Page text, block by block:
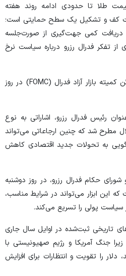
طلا تا حدودی ادامه روند هفته
کف و تشکیل یک سطح حمایتی است؛
دریافت کمی جهت‌گیری از صورت‌جلسه
تفکر فدرال رزرو درباره سیاست نرخ
صورت‌جلسه نشست ۱۶ و ۱۷ ژوئن کمیته بازار آزاد فدرال (FOMC) در روز
رئیس فدرال رزرو، اشاراتی به نوع
مطرح شد که چنین ارجاعاتی می‌تواند
به تحولات جدید اقتصادی کاهش
شورای حکام فدرال رزرو، در روز دوشنبه
این ابزار می‌تواند در شرایط مناسب،
سیاست پولی را تسریع می‌کند.
از رکورد‌های تاریخی ثبت‌شده در اوایل سال جاری
جنگ آمریکا و رژیم صهیونیستی با
دلار را تقویت و انتظارات برای افزایش